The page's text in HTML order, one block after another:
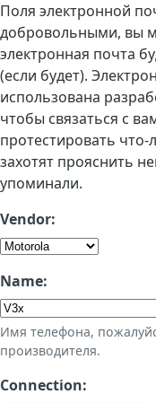
Поля электронной
добровольными, вы
электронная почта
(если будет).
использована
чтобы связаться с
протестировать
захотят прояснить
упоминали.
Vendor:
Name:
Имя телефона,
производителя.
Connection: